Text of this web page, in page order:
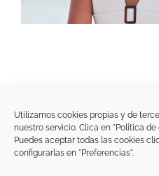
Utilizamos cookies propias y de
nuestro servicio. Clica en "Política
Puedes aceptar todas las cookies
configurarlas en "Preferencias".
Tegoder
48170 Zamudio
Tel. +34 94